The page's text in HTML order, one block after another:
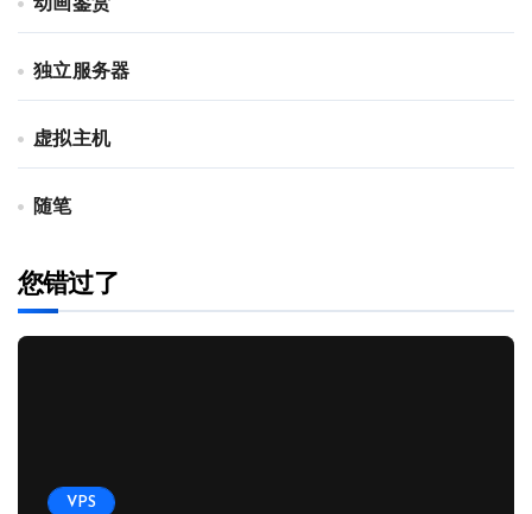
动画鉴赏
独立服务器
虚拟主机
随笔
您错过了
VPS